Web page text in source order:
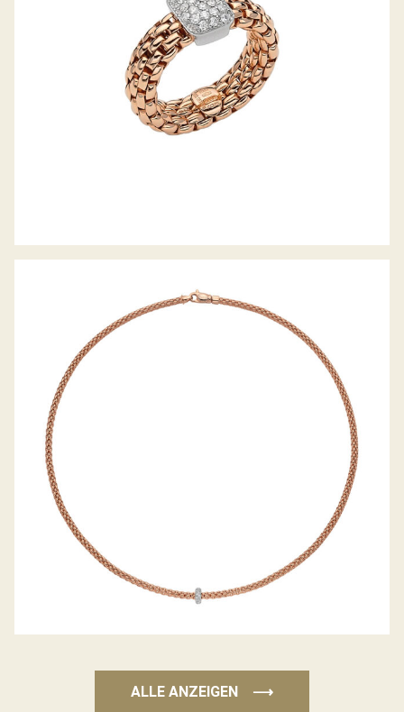
COLLIER PRIMA KOLLEKTION
ALLE ANZEIGEN ⟶